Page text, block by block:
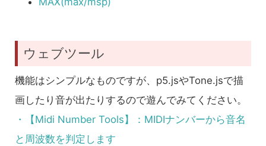
ウェブツール
機能はシンプルなものですが、p5.jsやTone.jsで描
画したり音が出たりするので遊んでみてください。
・【Midi Number Tools】：MIDIナンバーから音名
と周波数を判定します